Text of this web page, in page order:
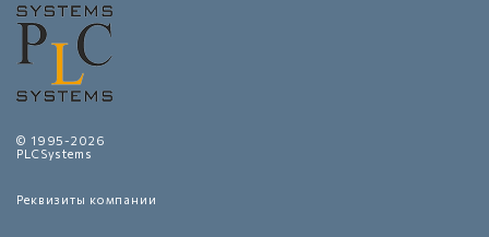
© 1995-2026
PLCSystems
Реквизиты компании